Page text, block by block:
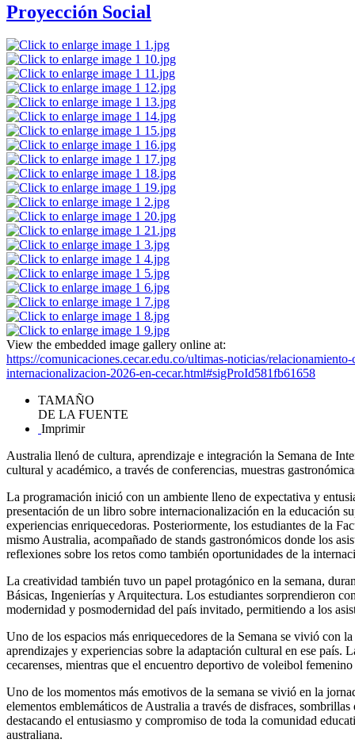
Proyección Social
View the embedded image gallery online at:
https://comunicaciones.cecar.edu.co/ultimas-noticias/
internacionalizacion-2026-en-cecar.html#sigProId581fb61658
TAMAÑO
DE LA FUENTE
Imprimir
Australia llenó de cultura, aprendizaje e integración la Semana de
cultural y académico, a través de conferencias, muestras
La programación inició con un ambiente lleno de expectativa y
presentación de un libro sobre internacionalización en la educación
experiencias enriquecedoras. Posteriormente, los estudiantes de la
mismo Australia, acompañado de stands gastronómicos donde los
reflexiones sobre los retos como también oportunidades de la
La creatividad también tuvo un papel protagónico en la semana,
Básicas, Ingenierías y Arquitectura. Los estudiantes sorprendieron
modernidad y posmodernidad del país invitado, permitiendo a los
Uno de los espacios más enriquecedores de la Semana se vivió con
aprendizajes y experiencias sobre la adaptación cultural en ese país.
cecarenses, mientras que el encuentro deportivo de voleibol
Uno de los momentos más emotivos de la semana se vivió en la
elementos emblemáticos de Australia a través de disfraces,
destacando el entusiasmo y compromiso de toda la comunidad
australiana.